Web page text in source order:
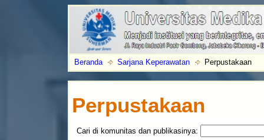
Beranda Sarjana Keperawatan Perpustakaan
Perpustakaan
Cari di komunitas dan publikasinya: